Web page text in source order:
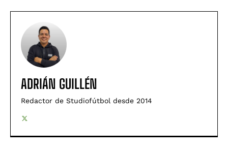
ADRIÁN GUILLÉN
Redactor de Studiofútbol desde 2014